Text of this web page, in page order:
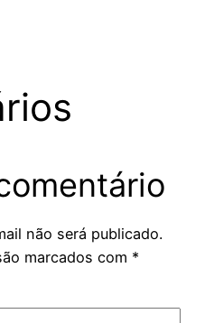
não será publicado.
marcados com *